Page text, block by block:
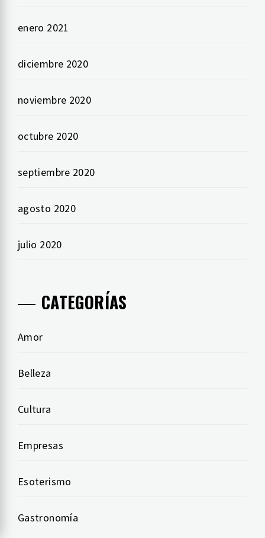
enero 2021
diciembre 2020
noviembre 2020
octubre 2020
septiembre 2020
agosto 2020
julio 2020
CATEGORÍAS
Amor
Belleza
Cultura
Empresas
Esoterismo
Gastronomía